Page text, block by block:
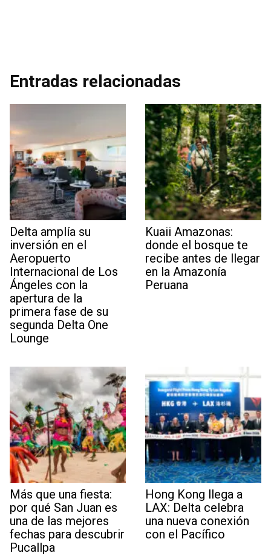
Entradas relacionadas
Delta amplía su
inversión en el
Aeropuerto
Internacional de Los
Ángeles con la
apertura de la
primera fase de su
segunda Delta One
Lounge
Kuaii Amazonas:
donde el bosque te
recibe antes de llegar
en la Amazonía
Peruana
Más que una fiesta:
por qué San Juan es
una de las mejores
fechas para descubrir
Pucallpa
Hong Kong llega a
LAX: Delta celebra
una nueva conexión
con el Pacífico